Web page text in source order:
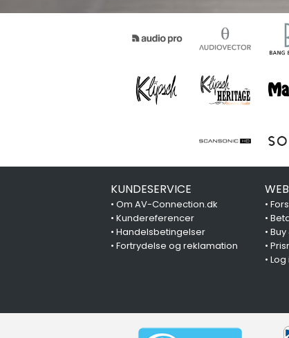
KUNDESERVICE
• Om AV-Connection.dk
• Kundereferencer
• Handelsbetingelser
• Fortrydelse og reklamation
•
•
• Buy
•
• Log